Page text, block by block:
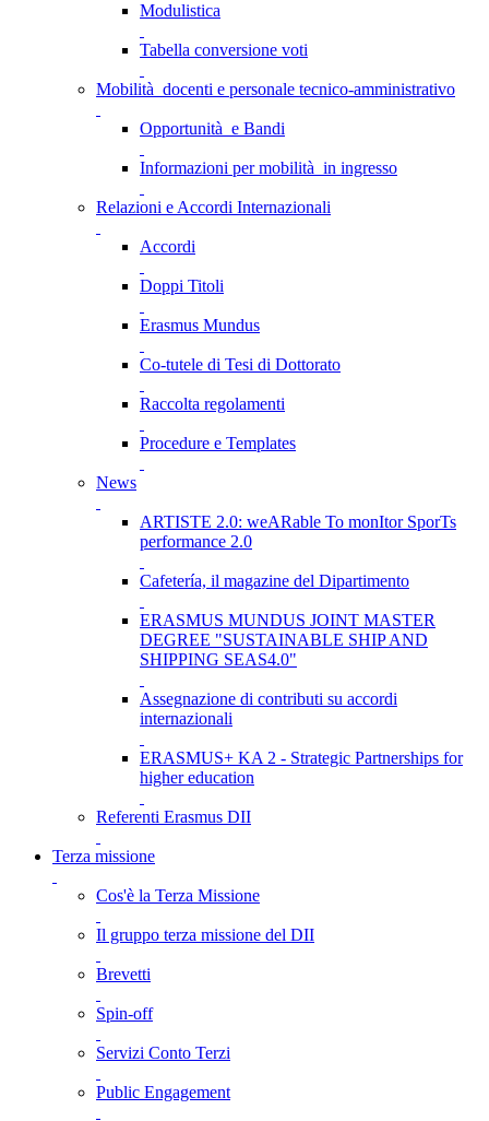
Modulistica
Tabella conversione voti
Mobilità docenti e personale tecnico-amministrativo
Opportunità e Bandi
Informazioni per mobilità in ingresso
Relazioni e Accordi Internazionali
Accordi
Doppi Titoli
Erasmus Mundus
Co-tutele di Tesi di Dottorato
Raccolta regolamenti
Procedure e Templates
News
ARTISTE 2.0: weARable To monItor SporTs
performance 2.0
Cafetería, il magazine del Dipartimento
ERASMUS MUNDUS JOINT MASTER
DEGREE "SUSTAINABLE SHIP AND
SHIPPING SEAS4.0"
Assegnazione di contributi su accordi
internazionali
ERASMUS+ KA 2 - Strategic Partnerships for
higher education
Referenti Erasmus DII
Terza missione
Cos'è la Terza Missione
Il gruppo terza missione del DII
Brevetti
Spin-off
Servizi Conto Terzi
Public Engagement